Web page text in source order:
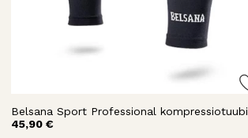
Belsana Sport Professional kompressiotuubi
45,90 €